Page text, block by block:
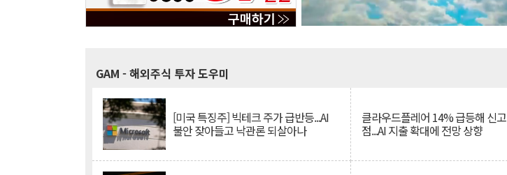
GAM - 해외주식 투자 도우미
[미국 특징주] 빅테크 주가 급반등...AI
불안 잦아들고 낙관론 되살아나
클라우드플레어 14% 급등해 신고
점...AI 지출 확대에 전망 상향